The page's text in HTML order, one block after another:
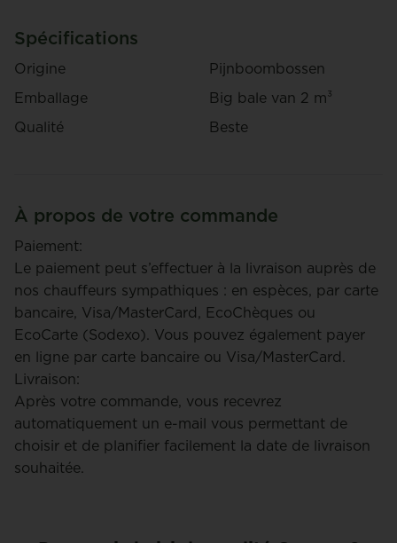
Spécifications
Origine
Pijnboombossen
Emballage
Big bale van 2 m³
Qualité
Beste
À propos de votre commande
Paiement:
Le paiement peut s’effectuer à la livraison auprès de
nos chauffeurs sympathiques : en espèces, par carte
bancaire, Visa/MasterCard, EcoChèques ou
EcoCarte (Sodexo). Vous pouvez également payer
en ligne par carte bancaire ou Visa/MasterCard.
Livraison:
Après votre commande, vous recevrez
automatiquement un e-mail vous permettant de
choisir et de planifier facilement la date de livraison
souhaitée.